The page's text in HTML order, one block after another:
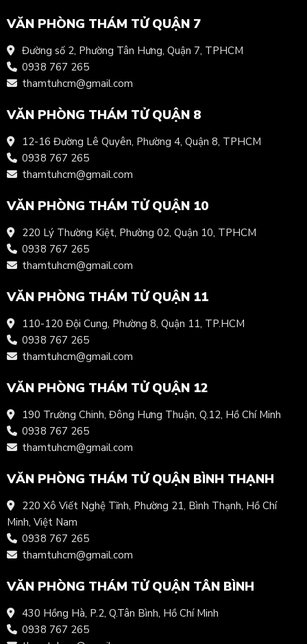
VĂN PHÒNG THÁM TỬ QUẬN 7
Đường số 2, Phường Tân Hưng, Quận 7, TPHCM
0938 767 265
thamtuhcm@gmail.com
VĂN PHÒNG THÁM TỬ QUẬN 8
12-16 Đường Lê Quyên, Phường 4, Quận 8, TPHCM
0938 767 265
thamtuhcm@gmail.com
VĂN PHÒNG THÁM TỬ QUẬN 10
220 Lý Thường Kiệt, Phường 02, Quận 10, TPHCM
0938 767 265
thamtuhcm@gmail.com
VĂN PHÒNG THÁM TỬ QUẬN 11
110-120 Đội Cung, Phường 8, Quận 11, TP.HCM
0938 767 265
thamtuhcm@gmail.com
VĂN PHÒNG THÁM TỬ QUẬN 12
190 Trường Chinh, Đông Hưng Thuận, Q.12, Hồ Chí Minh
0938 767 265
thamtuhcm@gmail.com
VĂN PHÒNG THÁM TỬ QUẬN BÌNH THẠNH
220 Xô Viết Nghệ Tĩnh, Phường 21, Bình Thạnh, Hồ Chí
Minh, Việt Nam
0938 767 265
thamtuhcm@gmail.com
VĂN PHÒNG THÁM TỬ QUẬN TÂN BÌNH
430 Hồng Hà, P.2, Q.Tân Bình, Hồ Chí Minh
0938 767 265